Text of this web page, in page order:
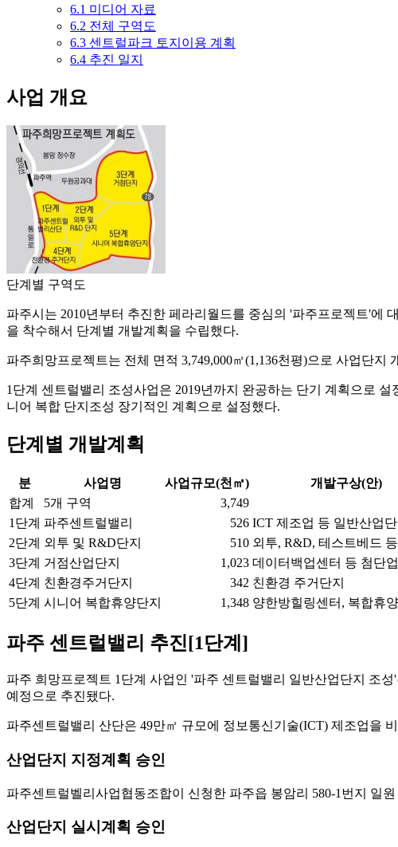
6.1 미디어 자료
6.2 전체 구역도
6.3 센트럴파크 토지이용 계획
6.4 추진 일지
사업 개요
단계별 구역도
파주시는 2010년부터 추진한 페라리월드를 중심의 '파주프로젝트'에
을 착수해서 단계별 개발계획을 수립했다.
파주희망프로젝트는 전체 면적 3,749,000㎡(1,136천평)으로 사업단
1단계 센트럴밸리 조성사업은 2019년까지 완공하는 단기 계획으로
니어 복합 단지조성 장기적인 계획으로 설정했다.
단계별 개발계획
분 사업명 사업규모(천㎡)
개발구상(안)
합계
5개 구역
3,749
1단계 파주센트럴밸리 526 ICT 제조업 등 일반산업단
2단계 외투 및 R&D단지 510 외투, R&D, 테스트베드 등
3단계 거점산업단지 1,023 데이터백업센터 등 첨단
4단계 친환경주거단지 342 친환경 주거단지
5단계 시니어 복합휴양단지 1,348 양한방힐링센터, 복합휴
파주 센트럴밸리 추진[1단계]
파주 희망프로젝트 1단계 사업인 '파주 센트럴밸리 일반산업단지 조
예정으로 추진됐다.
파주센트럴밸리 산단은 49만㎡ 규모에 정보통신기술(ICT) 제조업을
산업단지 지정계획 승인
파주센트럴벨리사업협동조합이 신청한 파주읍 봉암리 580-1번지 일
산업단지 실시계획 승인